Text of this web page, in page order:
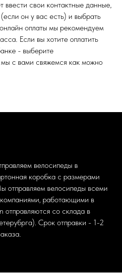
ввести свои контактные данные,
он у вас есть) и выбрать
оплаты мы рекомендуем
Если вы хотите оплатить
- выберите
с вами свяжемся как можно
велосипеды в
коробка с размерами
велосипеды всеми
работающими в
отправляются со склада в
Срок отправки - 1-2